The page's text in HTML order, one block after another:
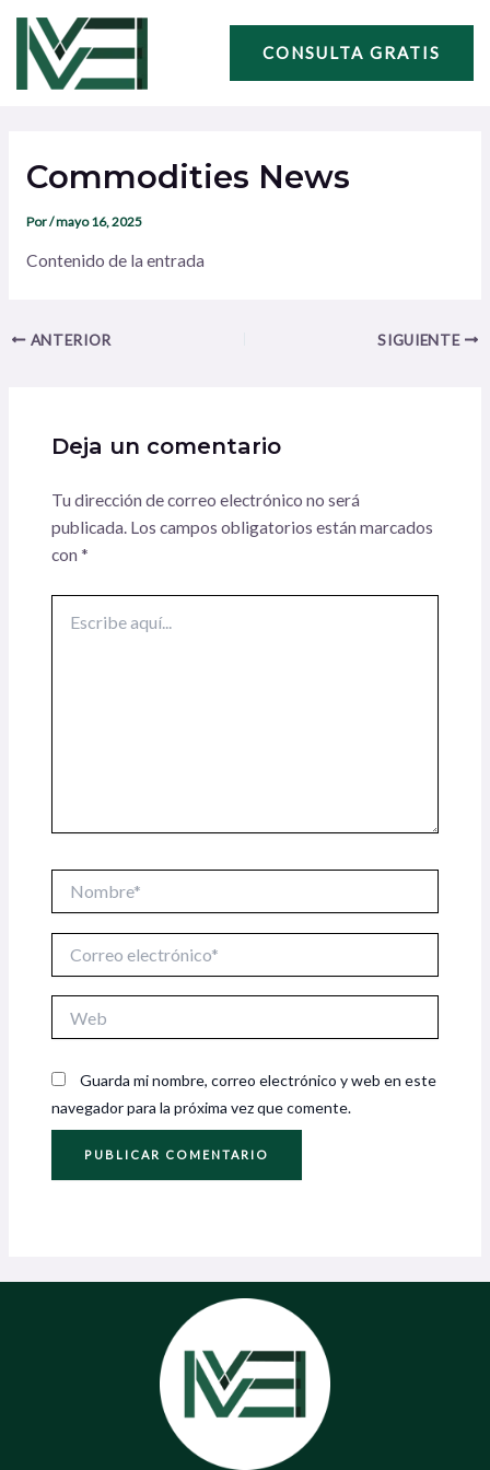
contenido
CONSULTA GRATIS
Commodities News
Por/mayo 16, 2025
Contenido de la entrada
entradas
ANTERIOR SIGUIENTE
Deja un comentario
Tu dirección de correo electrónico no será
publicada. Los campos obligatorios están marcados
con *
aquí...
electrónico*
Guarda mi nombre, correo electrónico y web en este
navegador para la próxima vez que comente.